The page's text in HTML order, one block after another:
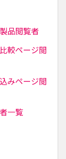
品閲覧者
較ページ閲
みページ閲
一覧